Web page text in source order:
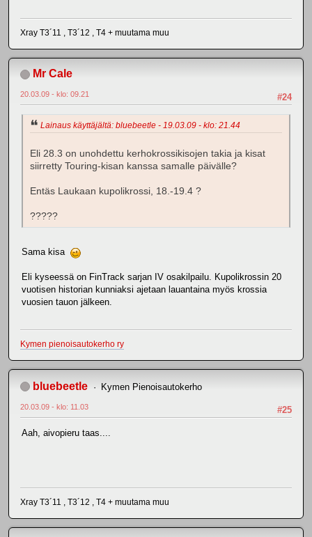
Xray T3´11 , T3´12 , T4 + muutama muu
Mr Cale
#24
20.03.09 - klo: 09.21
Lainaus käyttäjältä: bluebeetle - 19.03.09 - klo: 21.44
Eli 28.3 on unohdettu kerhokrossikisojen takia ja kisat
siirretty Touring-kisan kanssa samalle päivälle?
Entäs Laukaan kupolikrossi, 18.-19.4 ?
?????
Sama kisa
Eli kyseessä on FinTrack sarjan IV osakilpailu. Kupolikrossin 20
vuotisen historian kunniaksi ajetaan lauantaina myös krossia
vuosien tauon jälkeen.
Kymen pienoisautokerho ry
bluebeetle Kymen Pienoisautokerho
#25
20.03.09 - klo: 11.03
Aah, aivopieru taas....
Xray T3´11 , T3´12 , T4 + muutama muu